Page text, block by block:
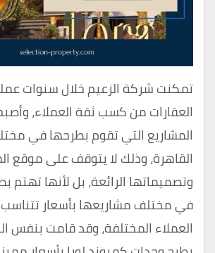
تمكنت شركة الزعيم خلال سنوات
العقارات من كسب ثقة العملاء،
المشاريع التي تقوم بطرحها في
القاهرة، وذلك لا يتوقف على موقع
وتصميماتها الرائعة، بل لأنها تهتم
في مختلف مشاريعها بأسعار تتناسب
العملاء المختلفة، وقد قامت بنفس